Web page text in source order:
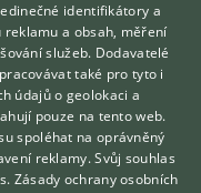
údajů
zvířecího kamaráda?
vám poradí
ONLINE
KONZULTOVAT S
VETERINÁŘEM
identifikátory a
a obsah, měření
služeb. Dodavatelé
také pro tyto i
údajů o geolokaci a
pouze na tento web.
spoléhat na oprávněný
reklamy. Svůj souhlas
. Zásady ochrany osobních